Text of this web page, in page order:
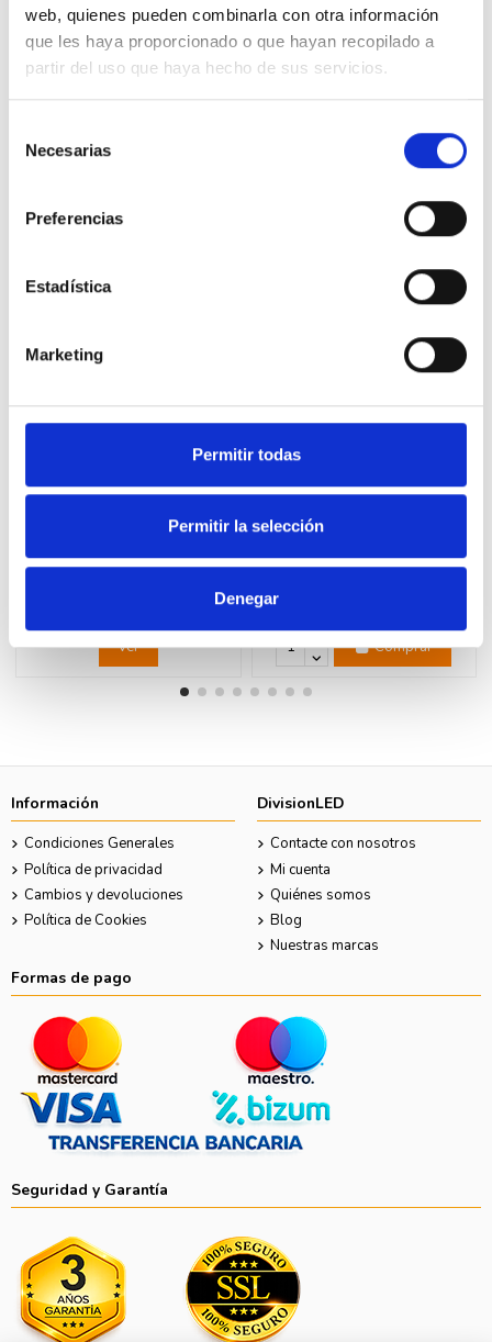
web, quienes pueden combinarla con otra información
que les haya proporcionado o que hayan recopilado a
partir del uso que haya hecho de sus servicios.
Necesarias
Preferencias
Estadística
Marketing
Permitir todas
Permitir la selección
Denegar
Tapa 1X KEYSTONE
Detalles del producto
Comentarios
2x2P+TT lateral con Indicador
blanco LEGRAND MOSAIC
Ver
módulos blanco LEGRAND
MOSAIC
Comprar
Información
Condiciones Generales
Política de privacidad
Cambios y devoluciones
Política de Cookies
DivisionLED
Contacte con nosotros
Mi cuenta
Quiénes somos
Blog
Nuestras marcas
Formas de pago
Seguridad y Garantía